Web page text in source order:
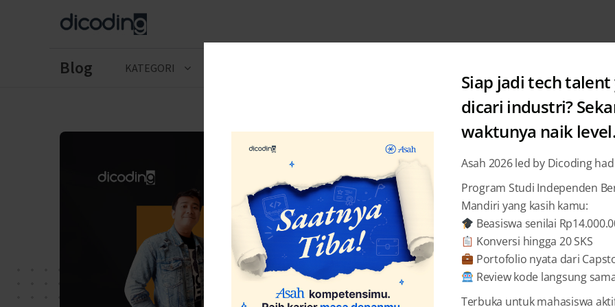
Blog KATEGORI
BAGIKAN
Siap jadi tech talent
dicari industri?
waktunya naik level.
Asah 2026 led by Dicoding
Program Studi Independen
Mandiri yang kasih kamu:
Beasiswa senilai
Konversi hingga 20 SKS
Portofolio nyata dari
Review kode langsung
Terbuka untuk mahasiswa